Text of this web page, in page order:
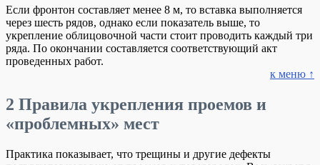
Если фронтон составляет менее 8 м, то вставка выполняется
через шесть рядов, однако если показатель выше, то
укрепление облицовочной части стоит проводить каждый три
ряда. По окончании составляется соответствующий акт
проведенных работ.
к меню ↑
2 Правила укрепления проемов и
«проблемных» мест
Практика показывает, что трещины и другие дефекты